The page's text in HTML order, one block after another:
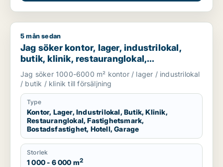
Jag söker kontor, lager, industrilokal, butik, klinik,
5 mån sedan
Jag söker kontor, lager, industrilokal,
butik, klinik, restauranglokal,
fastighetsmark, bostadsfastighet, hotell
eller garage till salu i Härryda, Partille
eller Öckerö m.fl.
Jag söker 1000-6000 m² kontor / lager / industrilokal
/ butik / klinik till försäljning
Type
Kontor, Lager, Industrilokal, Butik, Klinik,
Restauranglokal, Fastighetsmark,
Bostadsfastighet, Hotell, Garage
Storlek
1 000 - 6 000 m2